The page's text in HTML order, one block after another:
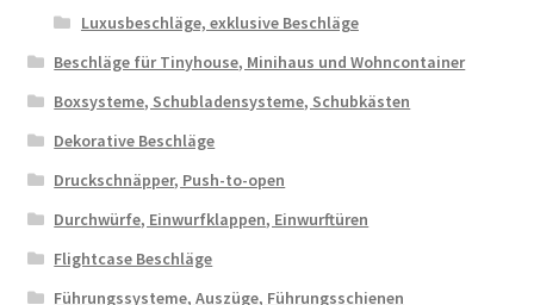
Luxusbeschläge, exklusive Beschläge
Beschläge für Tinyhouse, Minihaus und Wohncontainer
Boxsysteme, Schubladensysteme, Schubkästen
Dekorative Beschläge
Druckschnäpper, Push-to-open
Durchwürfe, Einwurfklappen, Einwurftüren
Flightcase Beschläge
Führungssysteme, Auszüge, Führungsschienen